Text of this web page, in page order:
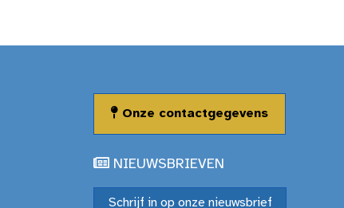
Onze contactgegevens
NIEUWSBRIEVEN
Schrijf in op onze nieuwsbrief